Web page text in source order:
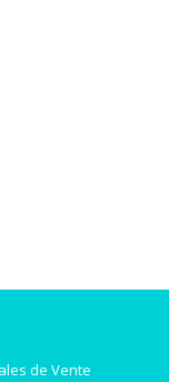
de Vente